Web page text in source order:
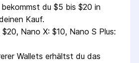
du $5 bis $20 in
Kauf.
Nano X: $10, Nano S Plus:
Wallets erhältst du das